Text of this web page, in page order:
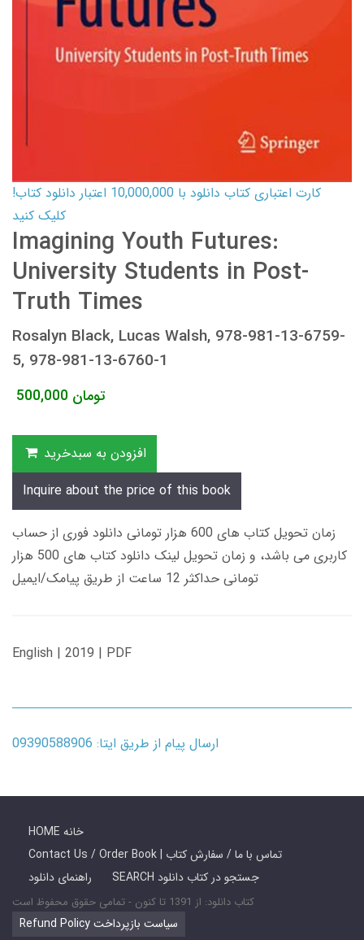
کارت اعتباری کتاب دانلود با 10,000,000 اعتبار دانلود کتاب!
کلیک کنید
Imagining Youth Futures:
University Students in Post-
Truth Times
Rosalyn Black, Lucas Walsh, 978-981-13-6759-
5, 978-981-13-6760-1
500,000 تومان
افزودن به سبدخرید
Inquire about the price of this book
زمان تحویل کتاب های 600 هزار تومانی دانلود فوری از حساب
کاربری می باشد، و زمان تحویل لینک دانلود کتاب های 500 هزار
تومانی حداکثر 12 ساعت از طریق پیامک/ایمیل
English | 2019 | PDF
ارسال پیام از طریق ایتا: 09390588906
HOME خانه
Contact Us / Order Book | تماس با ما / سفارش کتاب
راهنمای دانلود
SEARCH جستجو در کتاب دانلود
کتاب دانلود: از 1391 تا کنون - تمامی حقوق محفوظ است
Refund Policy سیاست بازپرداخت